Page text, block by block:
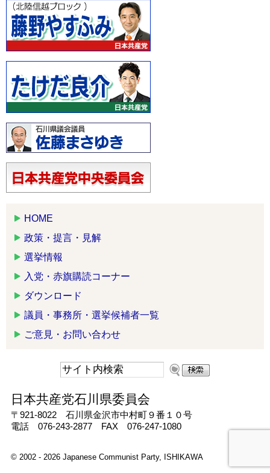
HOME
政策・提言・見解
選挙情報
入党・赤旗購読コーナー
ダウンロード
議員・事務所・選挙候補者一覧
ご意見・お問い合わせ
日本共産党石川県委員会
〒921-8022 石川県金沢市中村町９番１０号
電話 076-243-2877 FAX 076-247-1080
© 2002 - 2026 Japanese Communist Party, ISHIKAWA